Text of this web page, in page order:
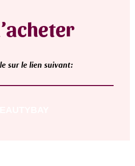
sur le lien suivant: